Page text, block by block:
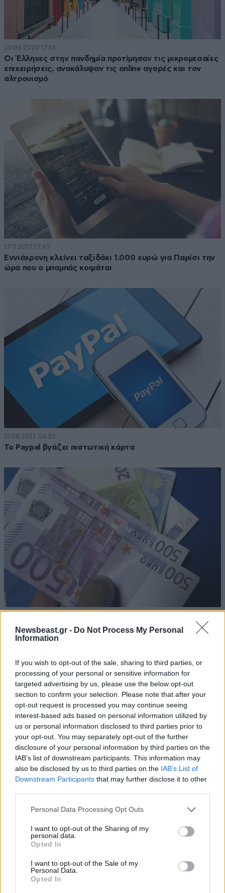
Newsbeast.gr - Do Not Process My Personal
Information
If you wish to opt-out of the sale, sharing to third parties, or
processing of your personal or sensitive information for
targeted advertising by us, please use the below opt-out
section to confirm your selection. Please note that after your
opt-out request is processed you may continue seeing
interest-based ads based on personal information utilized by
us or personal information disclosed to third parties prior to
your opt-out. You may separately opt-out of the further
disclosure of your personal information by third parties on the
IAB’s list of downstream participants. This information may
also be disclosed by us to third parties on the IAB’s List of
Downstream Participants that may further disclose it to other
Please note that this website/app uses one or more Google
not limited to your visit or usage behaviour. You may click to
grant or deny consent to Google and its third-party tags to
use your data for below specified purposes in below Google
consent section.
Personal Data Processing Opt Outs
I want to opt-out of the Sharing of my
personal data.
Opted In
I want to opt-out of the Sale of my
Personal Data.
Opted In
30·06·2020 17:14
Οι Έλληνες στην πανδημία προτίμησαν τις μικρομεσαίες
επιχειρήσεις, ανακάλυψαν τις online αγορές και τον
αλτρουισμό
17·11·2017 17:49
Εννιάχρονη κλείνει ταξιδάκι 1.000 ευρώ για Παρίσι την
ώρα που ο μπαμπάς κοιμάται
31·08·2017 04:23
To Paypal βγάζει πιστωτική κάρτα
Προς αυτοματοποίηση όλες οι συναλλαγές
12·04·2016 12:04
Online ανανέωση χρόνου ομιλίας σε καρτοκινητά